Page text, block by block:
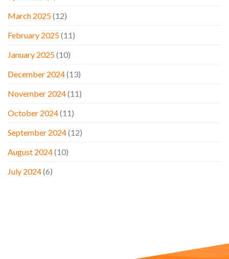
March 2025(12)
February 2025(11)
January 2025(10)
December 2024(13)
November 2024(11)
October 2024(11)
September 2024(12)
August 2024(10)
July 2024(6)